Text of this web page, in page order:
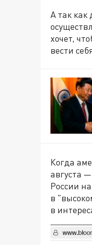
А так
хочет,
вести
Когда
августа
России
в
в